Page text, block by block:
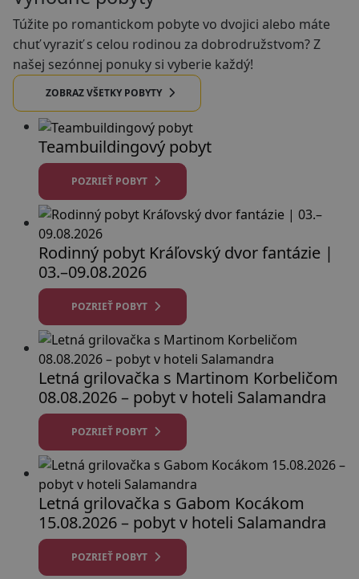
Túžite po romantickom pobyte vo dvojici alebo máte
chuť vyraziť s celou rodinou za dobrodružstvom? Z
našej sezónnej ponuky si vyberie každý!
ZOBRAZ VŠETKY POBYTY
Teambuildingový pobyt
POZRIEŤ POBYT
Rodinný pobyt Kráľovský dvor fantázie |
03.–09.08.2026
POZRIEŤ POBYT
Letná grilovačka s Martinom Korbeličom
08.08.2026 – pobyt v hoteli Salamandra
POZRIEŤ POBYT
Letná grilovačka s Gabom Kocákom
15.08.2026 – pobyt v hoteli Salamandra
POZRIEŤ POBYT